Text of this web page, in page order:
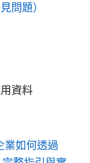
問題）
資料
業如何透過